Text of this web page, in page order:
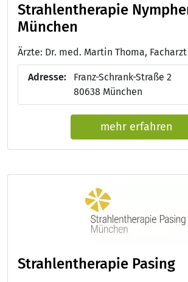
Strahlentherapie
München
Adresse:
Franz-Schrank-Straße 2
80638 München
mehr erfahren
Strahlentherapie Pasing